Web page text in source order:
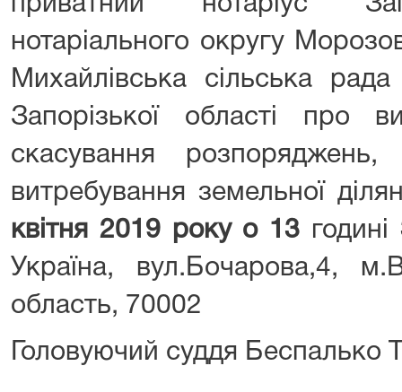
нотаріального округу
Михайлівська сільська
Запорізької області про
скасування
витребування земельної
квітня 2019 року о 13 годині
Україна, вул.Бочарова,4,
область, 70002
Головуючий суддя Беспалько